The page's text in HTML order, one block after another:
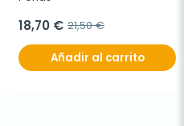
18,70 € 21,50 €
Añadir al carrito